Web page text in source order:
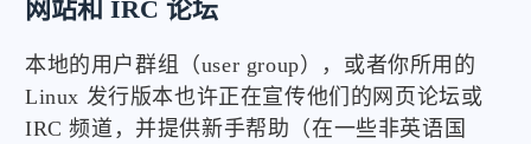
网站和 IRC 论坛
本地的用户群组（user group），或者你所用的
Linux 发行版本也许正在宣传他们的网页论坛或
IRC 频道，并提供新手帮助（在一些非英语国